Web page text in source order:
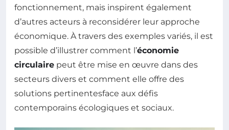
fonctionnement, mais inspirent également
d’autres acteurs à reconsidérer leur approche
économique. À travers des exemples variés, il est
possible d’illustrer comment l’économie
circulaire peut être mise en œuvre dans des
secteurs divers et comment elle offre des
solutions pertinentesface aux défis
contemporains écologiques et sociaux.